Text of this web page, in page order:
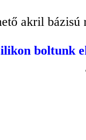
akril bázisú
boltunk